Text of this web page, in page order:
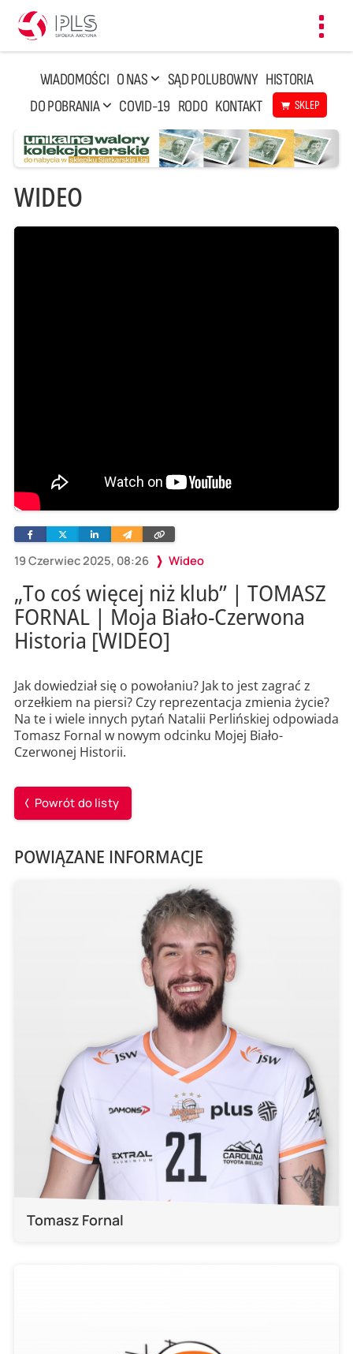
WIADOMOŚCI O NAS SĄD POLUBOWNY HISTORIA
DO POBRANIA
COVID-19 RODO KONTAKT SKLEP
WIDEO
19 Czerwiec 2025, 08:26 Wideo
FacebookTwitterLinkedinWyślij
e-
Skopiuj
link
„To coś więcej niż klub” | TOMASZ
FORNAL | Moja Biało-Czerwona
Historia [WIDEO]
Jak dowiedział się o powołaniu? Jak to jest zagrać z
orzełkiem na piersi? Czy reprezentacja zmienia życie?
Na te i wiele innych pytań Natalii Perlińskiej odpowiada
Tomasz Fornal w nowym odcinku Mojej Biało-
Czerwonej Historii.
Powrót do listy
POWIĄZANE INFORMACJE
Tomasz Fornal